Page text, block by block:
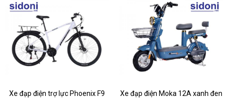
Xe đạp điện trợ lực Phoenix F9 Xe đạp điện Moka 12A xanh đen